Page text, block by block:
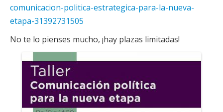
comunicacion-politica-estrategica-para-la-nueva-
etapa-31392731505
No te lo pienses mucho, ¡hay plazas limitadas!